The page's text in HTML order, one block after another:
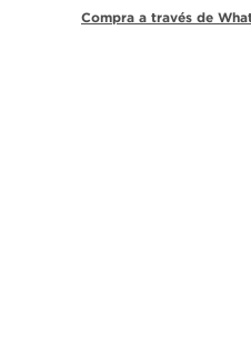
Compra a través de